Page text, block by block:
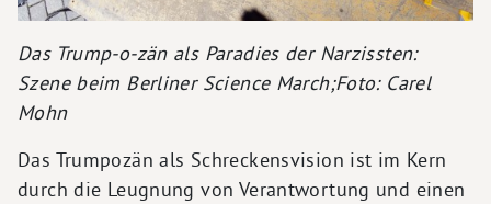
Das Trump-o-zän als Paradies der Narzissten:
Szene beim Berliner Science March;Foto: Carel
Mohn
Das Trumpozän als Schreckensvision ist im Kern
durch die Leugnung von Verantwortung und einen